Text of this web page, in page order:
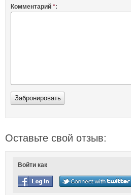
Комментарий *:
Оставьте свой отзыв:
Войти как